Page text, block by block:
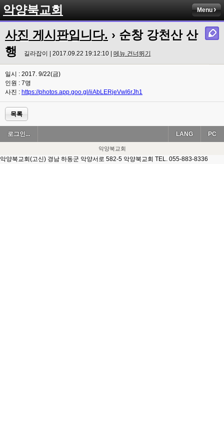
악양북교회 Menu
사진 게시판입니다. › 순창 강천산 산
행
길라잡이 | 2017.09.22 19:12:10 | 메뉴 건너뛰기
일시 : 2017. 9/22(금)
인원 : 7명
사진 : https://photos.app.goo.gl/iiAbLERjeVwl6rJh1
목록
로그인... PC
LANG
악양북교회
악양북교회(고신) 경남 하동군 악양서로 582-5 악양북교회 TEL. 055-883-8336